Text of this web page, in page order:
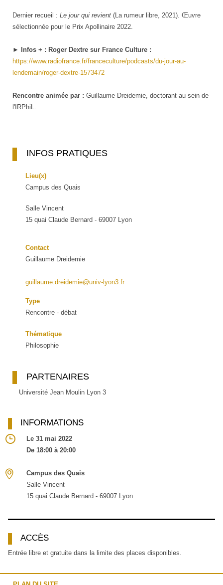
Dernier recueil : Le jour qui revient (La rumeur libre, 2021). Œuvre
sélectionnée pour le Prix Apollinaire 2022.
►
Infos + : Roger Dextre sur France Culture :
https://www.radiofrance.fr/franceculture/podcasts/du-jour-au-
lendemain/roger-dextre-1573472
Rencontre animée par : Guillaume Dreidemie, doctorant au sein de
l'IRPhiL.
INFOS PRATIQUES
Lieu(x)
Campus des Quais
Salle Vincent
15 quai Claude Bernard - 69007 Lyon
Contact
Guillaume Dreidemie
guillaume.dreidemie@univ-lyon3.fr
Type
Rencontre - débat
Thématique
Philosophie
PARTENAIRES
Université Jean Moulin Lyon 3
INFORMATIONS
Le 31 mai 2022
De 18:00 à 20:00
Campus des Quais
Salle Vincent
15 quai Claude Bernard - 69007 Lyon
ACCÈS
Entrée libre et gratuite dans la limite des places disponibles.